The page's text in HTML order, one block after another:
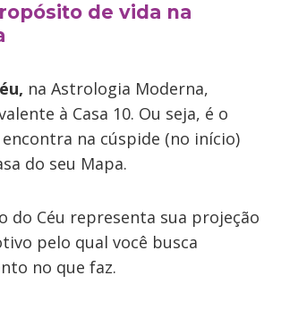
de vida na
na Astrologia Moderna,
à Casa 10. Ou seja, é o
na cúspide (no início)
do seu Mapa.
do Céu representa sua projeção
pelo qual você busca
no que faz.